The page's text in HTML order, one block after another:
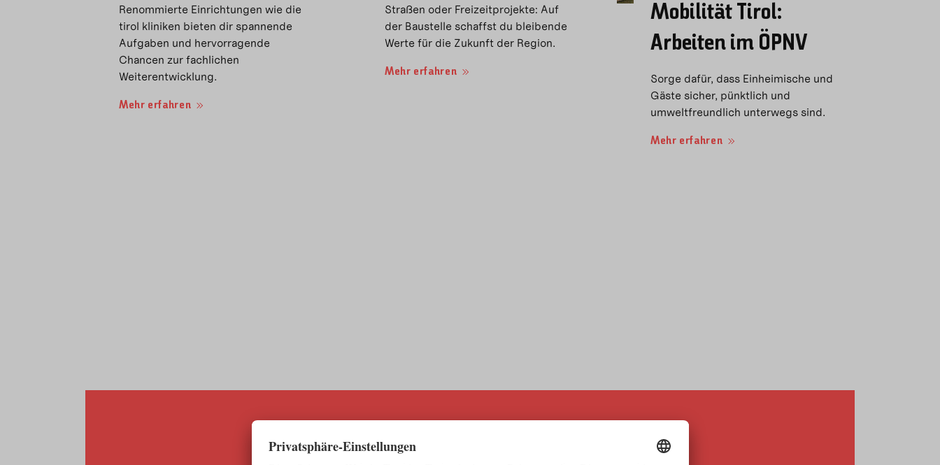
Renommierte Einrichtungen wie die
tirol kliniken bieten dir spannende
Aufgaben und hervorragende
Chancen zur fachlichen
Weiterentwicklung.
Mehr erfahren
Straßen oder Freizeitprojekte: Auf
der Baustelle schaffst du bleibende
Werte für die Zukunft der Region.
Mehr erfahren
Mobilität Tirol:
Arbeiten im ÖPNV
Sorge dafür, dass Einheimische und
Gäste sicher, pünktlich und
umweltfreundlich unterwegs sind.
Mehr erfahren
KARRIEREHOCH